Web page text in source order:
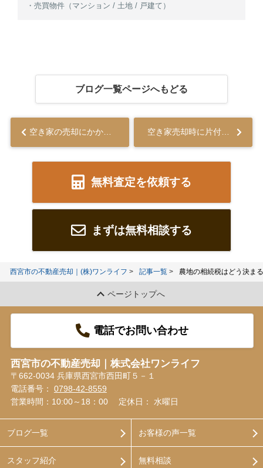
・売買物件（マンション / 土地 / 戸建て）
ブログ一覧ページへもどる
空き家の売却にかかる主な税金は？税率や特例についても解説... 空き家売却時に片付けは必要？業者に依頼する方法や自分でする方法も解説...
無料査定を依頼する
まずは無料相談する
西宮市の不動産売却｜(株)ワンライフ 記事一覧 農地の相続税はどう決ま
ページトップへ
電話でお問い合わせ
西宮市の不動産売却｜株式会社ワンライフ
〒662-0034 兵庫県西宮市西田町５－１
電話番号： 0798-42-8559
営業時間：10:00～18：00
定休日： 水曜日
ブログ一覧
スタッフ紹介
お客様の声一覧
無料相談